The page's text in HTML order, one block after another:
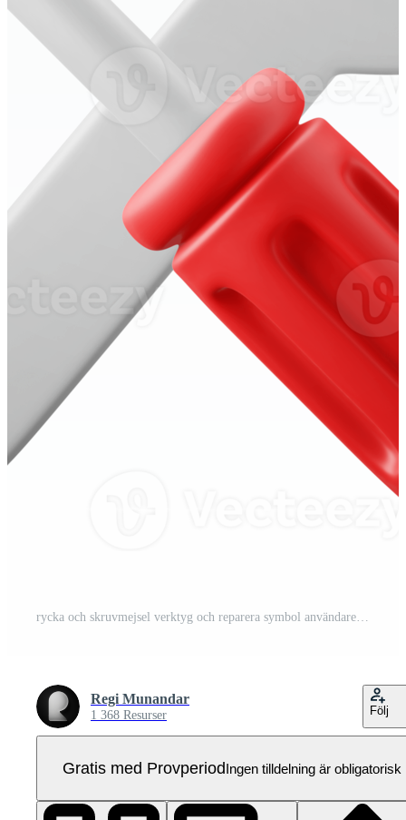
rycka och skruvmejsel verktyg och reparera symbol användare gränssnitt tema 3d ikon illustration isolerat Pro PNG
Regi Munandar
1 368 Resurser Följ
Gratis med ProvperiodIngen tilldelning är obligatorisk